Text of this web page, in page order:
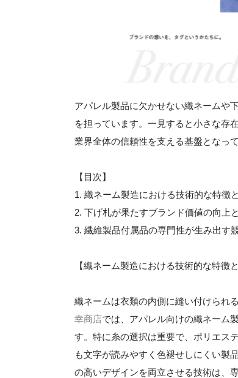
アパレル製品に欠かせない織ネームや
を担っています。一見すると小さな存
業界全体の信頼性を支える基盤となっ
【目次】
1. 織ネーム製造における技術的な特徴
2. 下げ札が果たすブランド価値の向上
3. 繊維製品付属品の専門性が生み出す
【織ネーム製造における技術的な特徴
織ネームは衣類の内側に縫い付けられ
幸商店では、アパレル向けの織ネーム
す。特に糸の選択は重要で、ポリエス
も文字が読みやすく色褪せしにくい製
の高いデザインを両立させる技術は、